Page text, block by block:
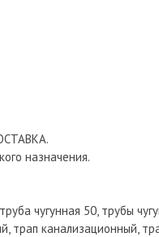
назначения.
чугунная 50, трубы
трап канализационный,